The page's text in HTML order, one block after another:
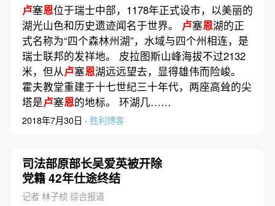
卢塞恩位于瑞士中部，1178年正式设市，以美丽的
湖光山色和历史遗迹闻名于世界。 卢塞恩湖的正
式名称为“四个森林州湖”，水域与四个州相连，是
瑞士联邦的发祥地。 皮拉图斯山峰海拔不过2132
米，但从卢塞恩湖远远望去，显得雄伟而险峻。
霍夫教堂重建于十七世纪三十年代，两座高耸的尖
塔是卢塞恩的地标。 环湖几……
2018年7月30日 · 胜利博客
司法部原部长吴爱英被开除
党籍 42年仕途终结
记者 林子桢 综合报道